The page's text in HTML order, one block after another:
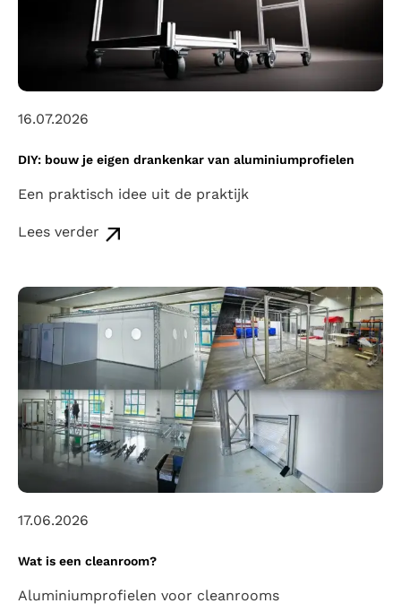
16.07.2026
DIY: bouw je eigen drankenkar van aluminiumprofielen
Een praktisch idee uit de praktijk
Lees verder
17.06.2026
Wat is een cleanroom?
Aluminiumprofielen voor cleanrooms